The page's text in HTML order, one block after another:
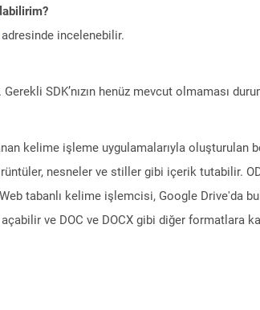
adresinde incelenebilir.
SDK’nızın henüz mevcut olmaması
kelime işleme uygulamalarıyla oluşturulan
nesneler ve stiller gibi içerik tutabilir.
tabanlı kelime işlemcisi, Google Drive'da
ve DOC ve DOCX gibi diğer formatlara